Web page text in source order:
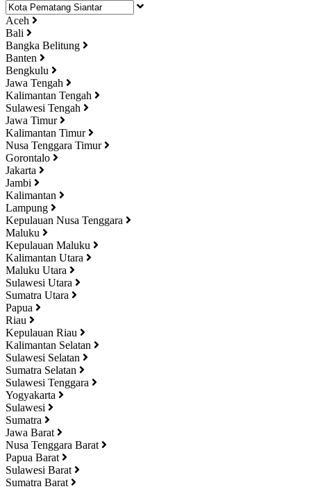
Aceh
Bali
Bangka Belitung
Banten
Bengkulu
Jawa Tengah
Kalimantan Tengah
Sulawesi Tengah
Jawa Timur
Kalimantan Timur
Nusa Tenggara Timur
Gorontalo
Jakarta
Jambi
Kalimantan
Lampung
Kepulauan Nusa Tenggara
Maluku
Kepulauan Maluku
Kalimantan Utara
Maluku Utara
Sulawesi Utara
Sumatra Utara
Papua
Riau
Kepulauan Riau
Kalimantan Selatan
Sulawesi Selatan
Sumatra Selatan
Sulawesi Tenggara
Yogyakarta
Sulawesi
Sumatra
Jawa Barat
Nusa Tenggara Barat
Papua Barat
Sulawesi Barat
Sumatra Barat